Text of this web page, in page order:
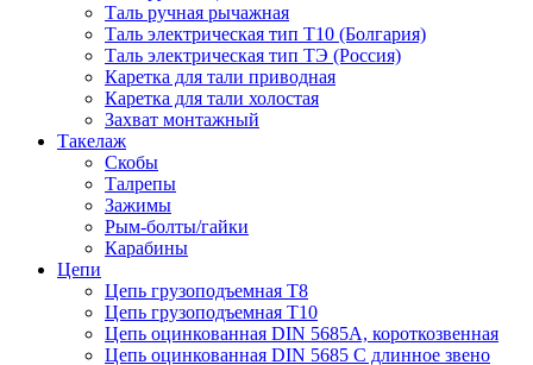
Таль ручная рычажная
Таль электрическая тип Т10 (Болгария)
Таль электрическая тип ТЭ (Россия)
Каретка для тали приводная
Каретка для тали холостая
Захват монтажный
Такелаж
Скобы
Талрепы
Зажимы
Рым-болты/гайки
Карабины
Цепи
Цепь грузоподъемная Т8
Цепь грузоподъемная Т10
Цепь оцинкованная DIN 5685A, короткозвенная
Цепь оцинкованная DIN 5685 С длинное звено